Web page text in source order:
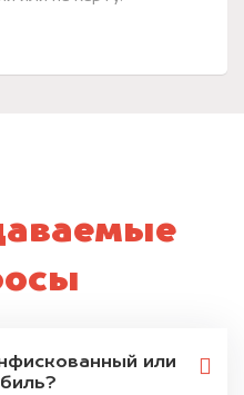
или